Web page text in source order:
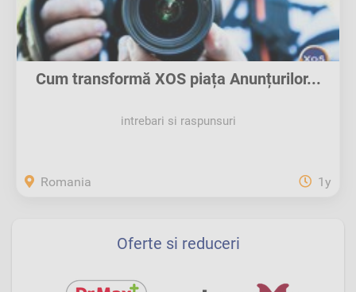
Cum transformă XOS piața Anunțurilor...
intrebari si raspunsuri
Romania 1y
Oferte si reduceri